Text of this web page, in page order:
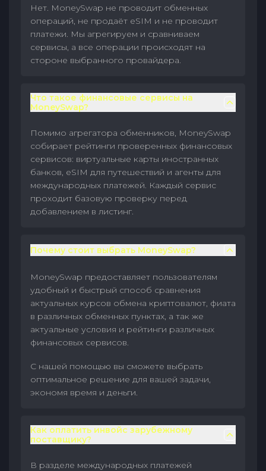
Нет. MoneySwap не проводит обменных
операций, не продаёт eSIM и не проводит
платежи. Мы агрегируем и сравниваем
сервисы, а все операции происходят на
стороне выбранного провайдера.
Что такое финансовые сервисы на
MoneySwap?
Помимо агрегатора обменников, MoneySwap
собирает рейтинги проверенных финансовых
сервисов: виртуальные карты иностранных
банков, eSIM для путешествий и агенты для
международных платежей. Каждый сервис
проходит базовую проверку перед
добавлением в листинг.
Почему стоит выбрать MoneySwap?
MoneySwap предоставляет пользователям
удобный и быстрый способ сравнения
актуальных курсов обмена криптовалют, фиата
в различных обменных пунктах, а так же
актуальные условия и рейтинги различных
финансовых сервисов.
С нашей помощью вы сможете выбрать
оптимальное решение для вашей задачи,
экономя время и деньги.
Как оплатить инвойс зарубежному
поставщику?
В разделе международных платежей